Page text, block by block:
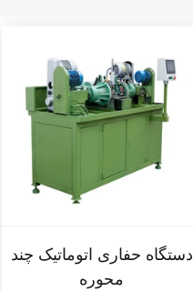
دستگاه حفاری اتوماتیک چند
محوره